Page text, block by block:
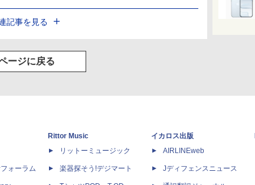
記事を見る
ージに戻る
ォーラム
Rittor Music
リットーミュージック
楽器探そう!デジマート
イカロス出版
AIRLINEweb
Jディフェンスニュース